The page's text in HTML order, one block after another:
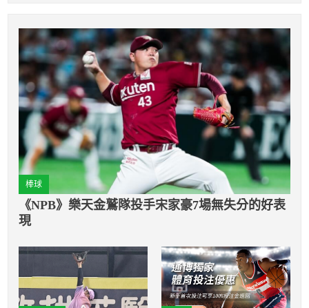
關注
棒球
《NPB》樂天金鷲隊投手宋家豪7場無失分的好表
現